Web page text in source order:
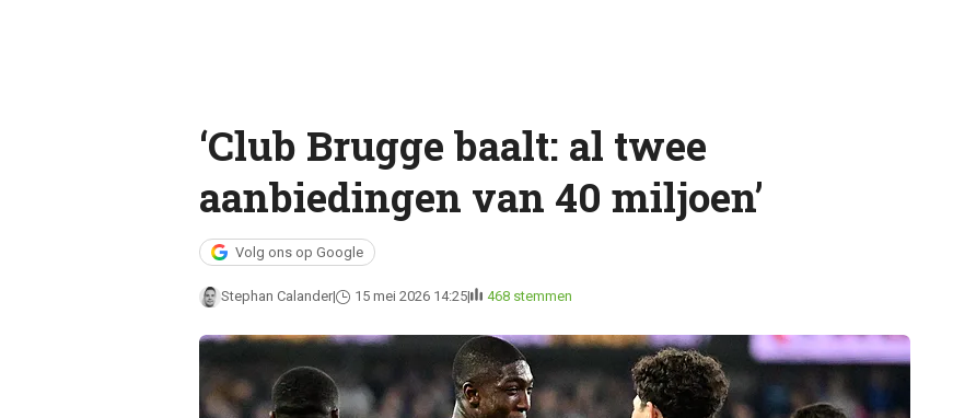
‘Club Brugge baalt: al twee
aanbiedingen van 40 miljoen’
Volg ons op Google
Stephan Calander 15 mei 2026 14:25 468 stemmen